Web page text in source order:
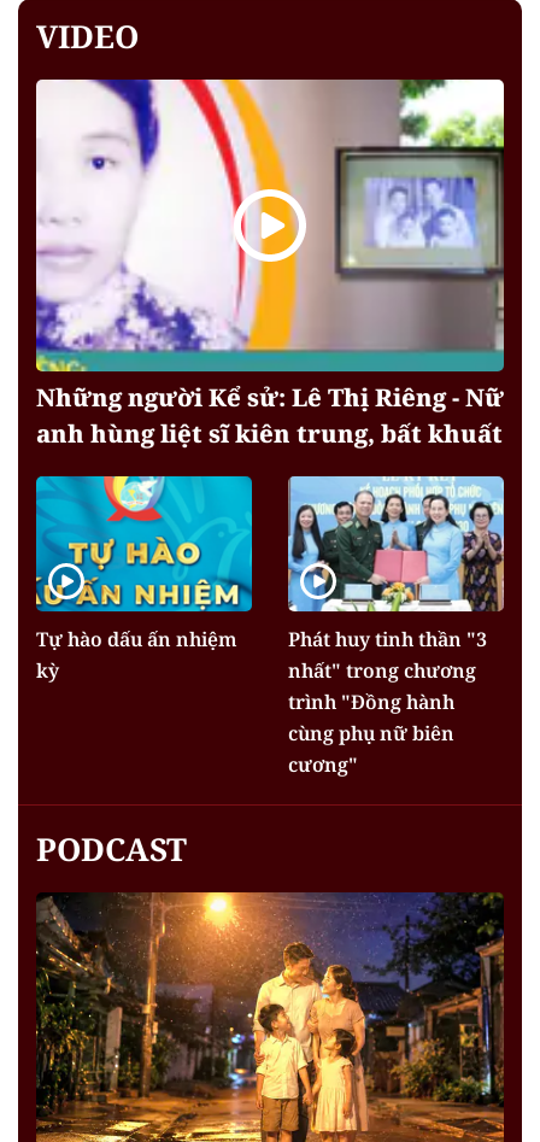
VIDEO
Những người Kể sử: Lê Thị Riêng - Nữ
anh hùng liệt sĩ kiên trung, bất khuất
Tự hào dấu ấn nhiệm
kỳ
Phát huy tinh thần "3
nhất" trong chương
trình "Đồng hành
cùng phụ nữ biên
cương"
PODCAST